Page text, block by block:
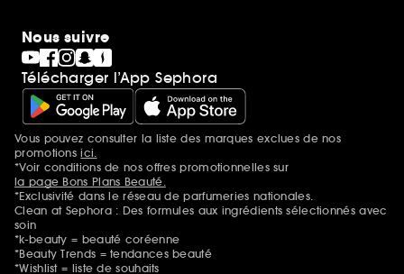
Nous suivre
Télécharger l’App Sephora
Mentions additionnelles
Vous pouvez consulter la liste des marques exclues de nos
promotionsici.
*Voir conditions de nos offres promotionnelles sur
la page Bons Plans Beauté.
*Exclusivité dans le réseau de parfumeries nationales.
Clean at Sephora : Des formules aux ingrédients sélectionnés avec
soin
*k-beauty = beauté coréenne
*Beauty Trends = tendances beauté
*Wishlist = liste de souhaits